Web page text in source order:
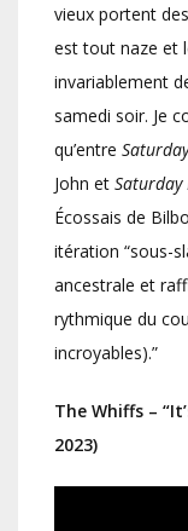
vieux portent
est tout naze et
invariablement
samedi soir. Je
qu’entre Saturday
John et Saturday
Écossais de
itération “sous-
ancestrale et
rythmique du
incroyables).”
The Whiffs –
2023)